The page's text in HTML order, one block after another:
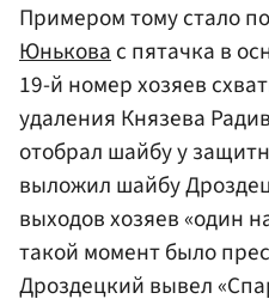
Примером тому стало
Юньковас пятачка в
19-й номер хозяев
удаления Князева
отобрал шайбу у
выложил шайбу
выходов хозяев «один
такой момент было
Дроздецкий вывел